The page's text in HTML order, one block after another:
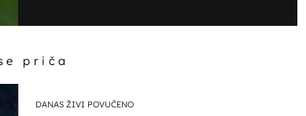
priča
DANAS ŽIVI POVUČENO